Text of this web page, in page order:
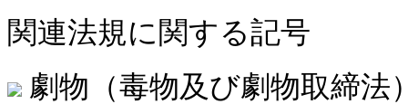
関連法規に関する記号
劇物（毒物及び劇物取締